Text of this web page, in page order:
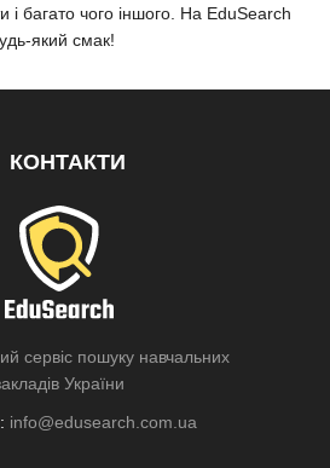
і багато чого іншого. На EduSearch
який смак!
КОНТАКТИ
сервіс пошуку навчальних
України
info@edusearch.com.ua